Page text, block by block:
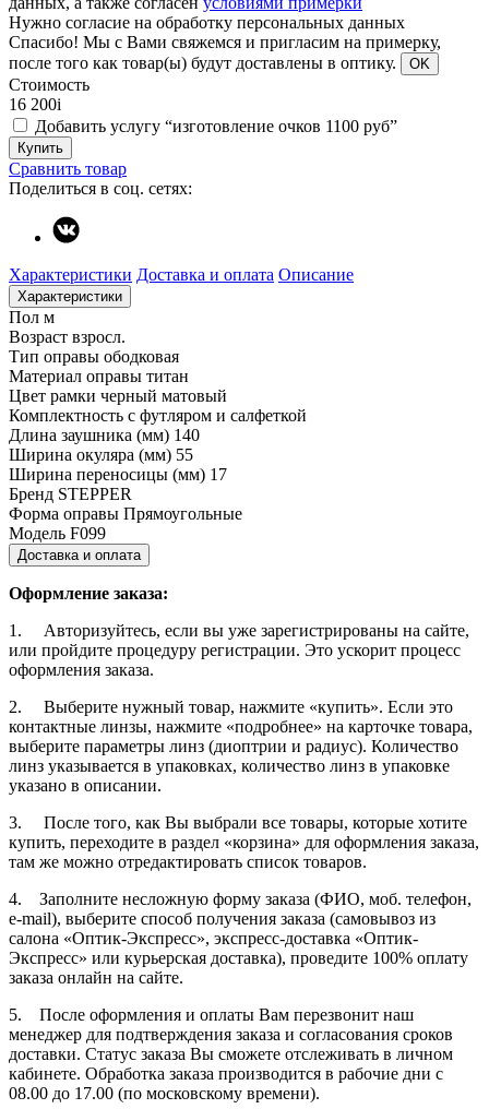
Нужно согласие на обработку персональных данных
Спасибо! Мы с Вами свяжемся и пригласим на примерку,
после того как товар(ы) будут доставлены в оптику.
OK
Стоимость
16 200i
Добавить услугу “изготовление очков 1100 руб”
Купить
Сравнить товар
Поделиться в соц. сетях:
Характеристики Доставка и оплата Описание
Характеристики
Пол м
Возраст взросл.
Тип оправы ободковая
Материал оправы титан
Цвет рамки черный матовый
Комплектность с футляром и салфеткой
Длина заушника (мм) 140
Ширина окуляра (мм) 55
Ширина переносицы (мм) 17
Бренд STEPPER
Форма оправы Прямоугольные
Модель F099
Доставка и оплата
Оформление заказа:
1. Авторизуйтесь, если вы уже зарегистрированы на сайте,
или пройдите процедуру регистрации. Это ускорит процесс
оформления заказа.
2. Выберите нужный товар, нажмите «купить». Если это
контактные линзы, нажмите «подробнее» на карточке товара,
выберите параметры линз (диоптрии и радиус). Количество
линз указывается в упаковках, количество линз в упаковке
указано в описании.
3. После того, как Вы выбрали все товары, которые хотите
купить, переходите в раздел «корзина» для оформления заказа,
там же можно отредактировать список товаров.
4. Заполните несложную форму заказа (ФИО, моб. телефон,
e-mail), выберите способ получения заказа (самовывоз из
салона «Оптик-Экспресс», экспресс-доставка «Оптик-
Экспресс» или курьерская доставка), проведите 100% оплату
заказа онлайн на сайте.
5. После оформления и оплаты Вам перезвонит наш
менеджер для подтверждения заказа и согласования сроков
доставки. Статус заказа Вы сможете отслеживать в личном
кабинете. Обработка заказа производится в рабочие дни с
08.00 до 17.00 (по московскому времени).